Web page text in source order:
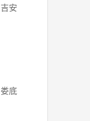
吉安
娄底